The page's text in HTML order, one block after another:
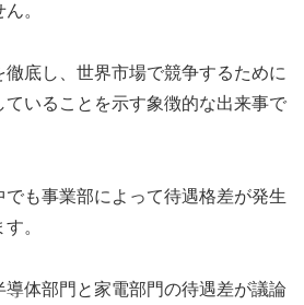
。
底し、世界市場で競争するために
ていることを示す象徴的な出来事で
も事業部によって待遇格差が発生
。
体部門と家電部門の待遇差が議論